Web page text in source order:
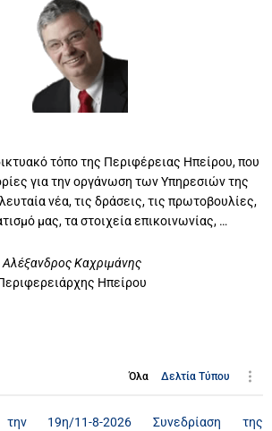
τόπο της Περιφέρειας Ηπείρου, που
για την οργάνωση των Υπηρεσιών της
νέα, τις δράσεις, τις πρωτοβουλίες,
μας, τα στοιχεία επικοινωνίας, …
Αλέξανδρος Καχριμάνης
Ηπείρου
Όλα Δελτία Τύπου
19η/11-8-2026 Συνεδρίαση της